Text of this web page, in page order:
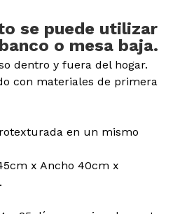
se puede utilizar
o mesa baja.
dentro y fuera del hogar.
con materiales de primera
en un mismo
x Ancho 40cm x